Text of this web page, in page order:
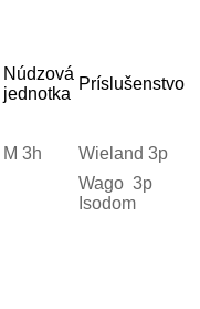
Núdzová
jednotka
Príslušenstvo
M 3h
Wieland 3p
Wago 3p
Isodom